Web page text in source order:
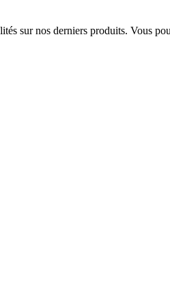
sur nos derniers produits. Vous